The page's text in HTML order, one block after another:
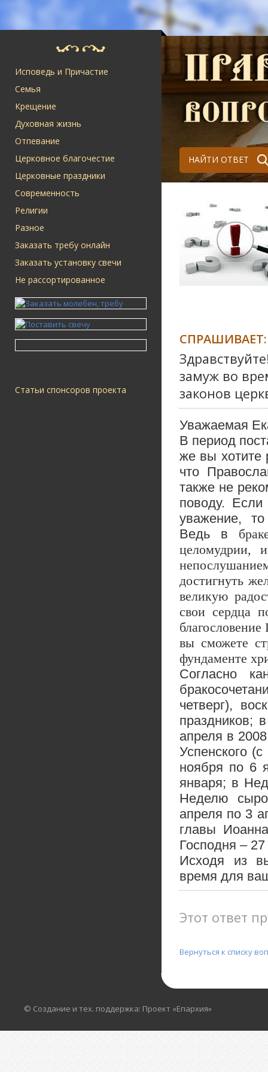
Исповедь и Причастие
Семья
Крещение
Духовная жизнь
Отпевание
Церковное благочестие
Церковные праздники
Современность
Религии
Разное
Заказать требу онлайн
Заказать установку свечи
Не рассортированное
Статьи спонсоров проекта
НАЙТИ ОТВЕТ
СПРАШИВАЕТ:
замуж во
законов
Уважаемая
В период
же вы хотите
что
также не
поводу.
уважение,
Ведь в
целомудрии,
достигнуть
великую
свои сердца
вы сможете
фундаменте
Согласно
четверг),
праздников;
апреля в
Успенского
ноября по 6
января; в
Неделю
апреля по 3
главы
Господня –
Исходя из
время для
Этот ответ
Вернуться к списку
© Создание и тех. поддержка: Проект «Епархия»